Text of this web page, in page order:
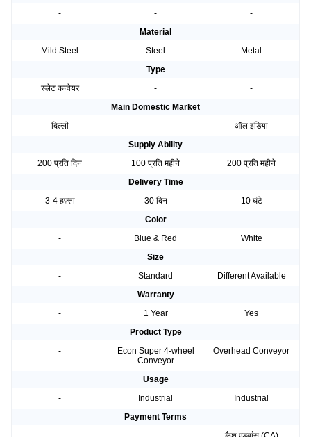
-
-
-
Material
Mild Steel
Steel
Metal
Type
स्लेट कन्वेयर
-
-
Main Domestic Market
दिल्ली
-
ऑल इंडिया
Supply Ability
200 प्रति दिन
100 प्रति महीने
200 प्रति महीने
Delivery Time
3-4 हफ़्ता
30 दिन
10 घंटे
Color
-
Blue & Red
White
Size
-
Standard
Different Available
Warranty
-
1 Year
Yes
Product Type
-
Econ Super 4-wheel
Conveyor
Overhead Conveyor
Usage
-
Industrial
Industrial
Payment Terms